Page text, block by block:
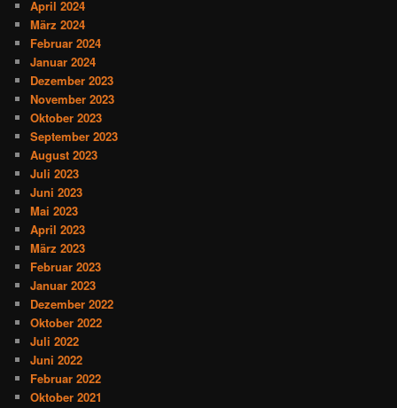
April 2024
März 2024
Februar 2024
Januar 2024
Dezember 2023
November 2023
Oktober 2023
September 2023
August 2023
Juli 2023
Juni 2023
Mai 2023
April 2023
März 2023
Februar 2023
Januar 2023
Dezember 2022
Oktober 2022
Juli 2022
Juni 2022
Februar 2022
Oktober 2021